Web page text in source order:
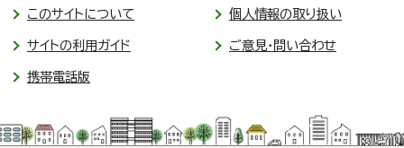
このサイトについて 個人情報の取り扱い
サイトの利用ガイド ご意見・問い合わせ
携帯電話版